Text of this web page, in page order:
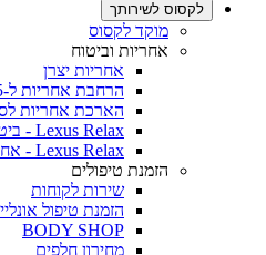
לקסוס לשירותך
מוקד לקסוס
אחריות וביטוח
אחריות יצרן
הרחבת אחריות ל-4/5 שנים
הארכת אחריות
Lexus Relax - ביטוח בהתאמה אישית
Lexus Relax - אחריות מורחבת עד 10 שנים
הזמנת טיפולים
שירות לקוחות
הזמנת טיפול
BODY SHOP
מחירון חלפים